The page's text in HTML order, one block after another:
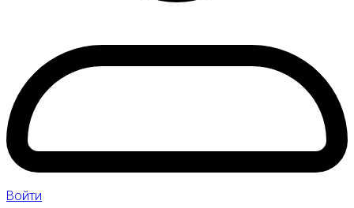
Войти